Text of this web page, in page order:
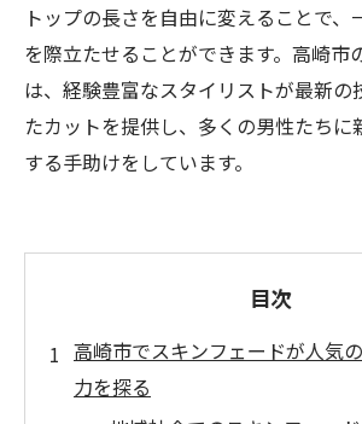
トップの長さを自由に変えることで、
を際立たせることができます。高崎市
は、経験豊富なスタイリストが最新の
たカットを提供し、多くの男性たちに
する手助けをしています。
目次
高崎市でスキンフェードが人気
力を探る